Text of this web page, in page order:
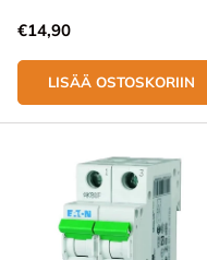
Normaali hinta
€14,90
LISÄÄ OSTOSKORIIN